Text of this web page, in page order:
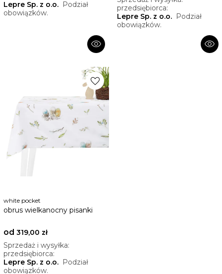
Lepre Sp. z o.o. Podział
obowiązków.
visibility
przedsiębiorca:
Lepre Sp. z o.o. Podział
obowiązków.
visibility
favorite
white pocket
obrus wielkanocny pisanki
od 319,00 zł
Sprzedaż i wysyłka:
przedsiębiorca:
Lepre Sp. z o.o. Podział
obowiązków.